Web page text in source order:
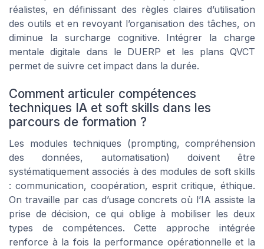
réalistes, en définissant des règles claires d’utilisation
des outils et en revoyant l’organisation des tâches, on
diminue la surcharge cognitive. Intégrer la charge
mentale digitale dans le DUERP et les plans QVCT
permet de suivre cet impact dans la durée.
Comment articuler compétences
techniques IA et soft skills dans les
parcours de formation ?
Les modules techniques (prompting, compréhension
des données, automatisation) doivent être
systématiquement associés à des modules de soft skills
: communication, coopération, esprit critique, éthique.
On travaille par cas d’usage concrets où l’IA assiste la
prise de décision, ce qui oblige à mobiliser les deux
types de compétences. Cette approche intégrée
renforce à la fois la performance opérationnelle et la